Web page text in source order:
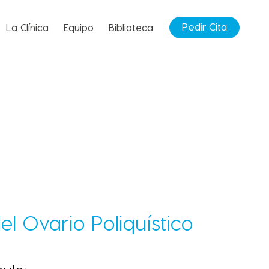
La Clínica Equipo Biblioteca Pedir Cita
Ovario Poliquístico